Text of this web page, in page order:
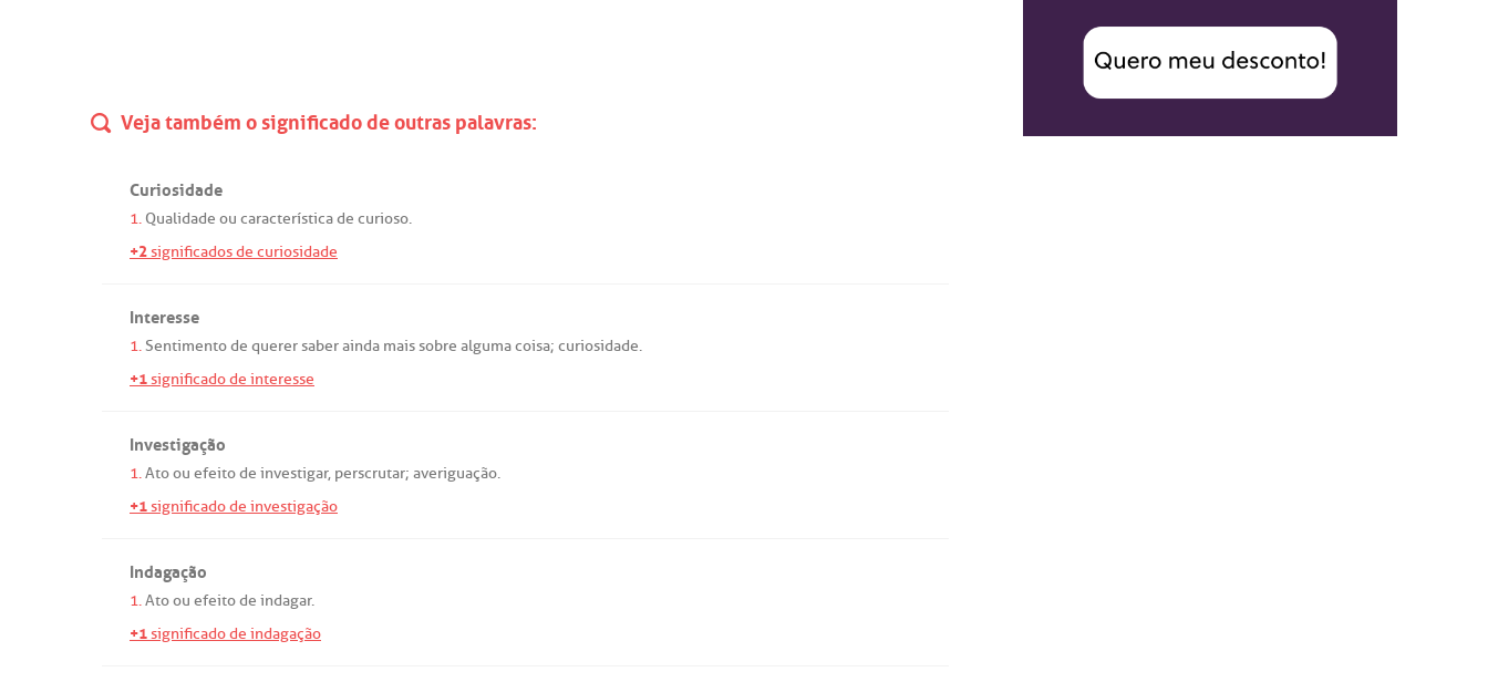
Veja também o significado de outras palavras:
Curiosidade
1. Qualidade ou característicade curioso.
+2significados de curiosidade
Interesse
1.Sentimentode querersaberainda maissobre algumacoisa; curiosidade.
+1significado de interesse
Investigação
1.Atoou efeitode investigar, perscrutar; averiguação.
+1significado de investigação
Indagação
1.Atoou efeitode indagar.
+1significado de indagação